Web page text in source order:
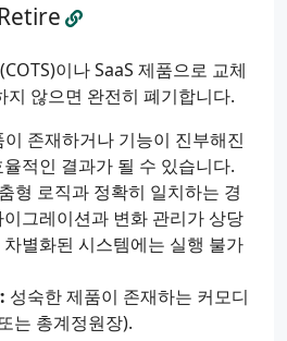
이나 SaaS 제품으로 교체
지 않으면 완전히 폐기합니다.
존재하거나 기능이 진부해진
적인 결과가 될 수 있습니다.
형 로직과 정확히 일치하는 경
그레이션과 변화 관리가 상당
별화된 시스템에는 실행 불가
성숙한 제품이 존재하는 커모디
는 총계정원장).